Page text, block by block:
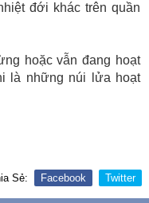
đới khác trên quần
hoặc vẫn đang hoạt
là những núi lửa hoạt
Sẻ: Facebook Twitter